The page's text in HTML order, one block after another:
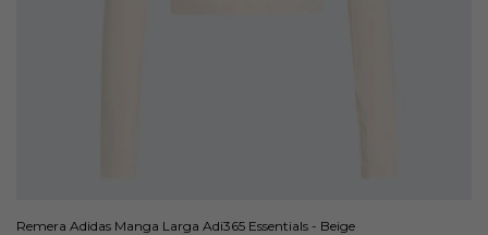
Remera Adidas Manga Larga Adi365 Essentials - Beige